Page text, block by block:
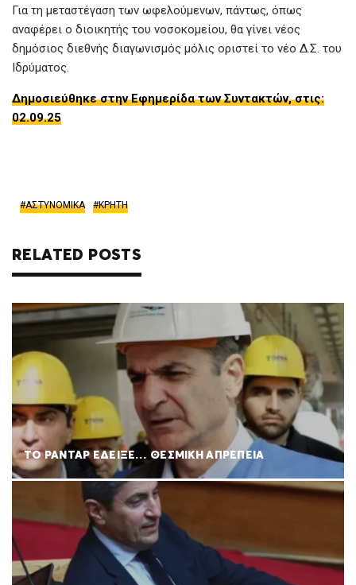
Για τη μεταστέγαση των ωφελούμενων, πάντως, όπως
αναφέρει ο διοικητής του νοσοκομείου, θα γίνει νέος
δημόσιος διεθνής διαγωνισμός μόλις οριστεί το νέο Δ.Σ. του
Ιδρύματος.
Δημοσιεύθηκε στην Εφημερίδα των Συντακτών, στις:
02.09.25
ΑΣΤΥΝΟΜΙΚΑ ΚΡΗΤΗ
RELATED POSTS
ΤΟ ΡΑΝΤΑΡ ΕΔΕΙΞΕ… ΘΕΣΜΙΚΗ ΑΠΡΕΠΕΙΑ